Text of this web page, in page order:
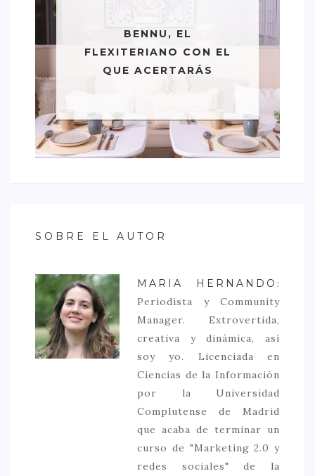
BENNU, EL
FLEXITERIANO CON EL
QUE ACERTARÁS
SOBRE EL AUTOR
MARIA HERNANDO :
Periodista y Community
Manager. Extrovertida,
creativa y dinámica, así
soy yo. Licenciada en
Ciencias de la Información
por la Universidad
Complutense de Madrid
que acaba de terminar un
curso de "Marketing 2.0 y
redes sociales" de la